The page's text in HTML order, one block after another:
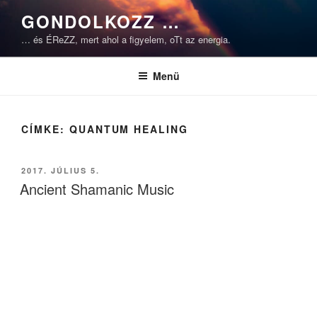
Tartalomhoz
GONDOLKOZZ …
… és ÉReZZ, mert ahol a figyelem, oTt az energia.
Menü
CÍMKE: QUANTUM HEALING
BEKÜLDVE:
2017. JÚLIUS 5.
Ancient Shamanic Music